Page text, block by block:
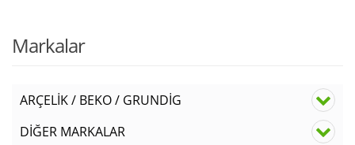
Markalar
ARÇELİK / BEKO / GRUNDİG
DİĞER MARKALAR